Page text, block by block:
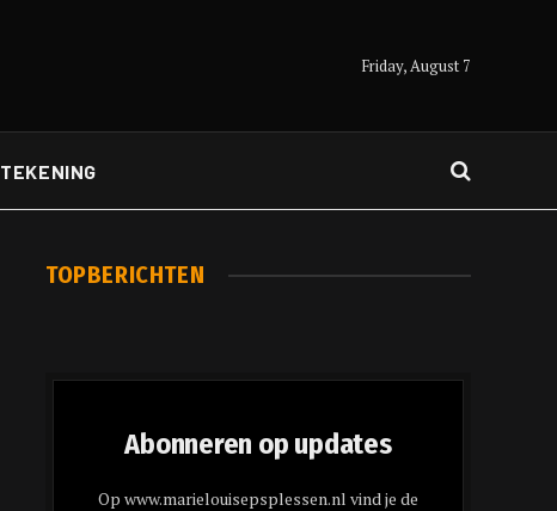
Friday, August 7
TEKENING
TOPBERICHTEN
Abonneren op updates
Op www.marielouisepsplessen.nl vind je de